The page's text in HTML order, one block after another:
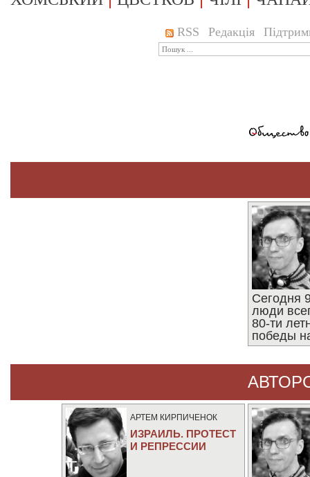
RSS Редакція
Сегодня
люди
80-ти
победы
АРТЕМ КИРПИЧЕНОК
ИЗРАИЛЬ. ПРОТЕСТ
И РЕПРЕССИИ